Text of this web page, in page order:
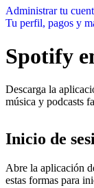
Administrar tu
Tu perfil, pagos y
Spotify
Descarga la
música y podcasts
Inicio de
Abre la aplicación
estas formas para